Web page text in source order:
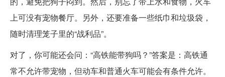
上可没有宠物餐厅。另外，还要准备一些纸巾和垃圾袋，
随时清理笼子里的“战利品”。
对了，你可能还会问：“高铁能带狗吗？”答案是：高铁通
常不允许带宠物，但动车和普通火车可能会有条件允许。